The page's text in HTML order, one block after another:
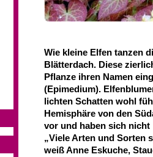
Wie kleine Elfen tanzen
Blätterdach. Diese
Pflanze ihren Namen
(Epimedium).
lichten Schatten wohl
Hemisphäre von den
vor und haben sich nicht
„Viele Arten und Sorten
weiß Anne Eskuche,